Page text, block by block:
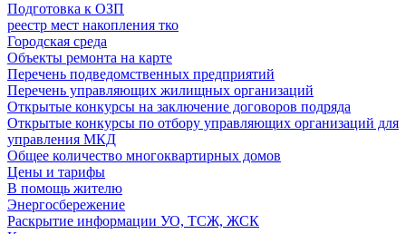
Подготовка к ОЗП
реестр мест накопления тко
Городская среда
Объекты ремонта на карте
Перечень подведомственных предприятий
Перечень управляющих жилищных организаций
Открытые конкурсы на заключение договоров подряда
Открытые конкурсы по отбору управляющих организаций для
управления МКД
Общее количество многоквартирных домов
Цены и тарифы
В помощь жителю
Энергосбережение
Раскрытие информации УО, ТСЖ, ЖСК